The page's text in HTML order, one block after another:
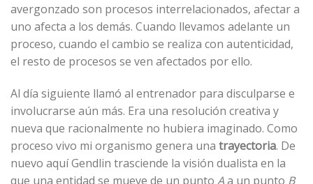
avergonzado son procesos interrelacionados, afectar a
uno afecta a los demás. Cuando llevamos adelante un
proceso, cuando el cambio se realiza con autenticidad,
el resto de procesos se ven afectados por ello.
Al día siguiente llamó al entrenador para disculparse e
involucrarse aún más. Era una resolución creativa y
nueva que racionalmente no hubiera imaginado. Como
proceso vivo mi organismo genera una trayectoria. De
nuevo aquí Gendlin trasciende la visión dualista en la
que una entidad se mueve de un punto Aa un punto B